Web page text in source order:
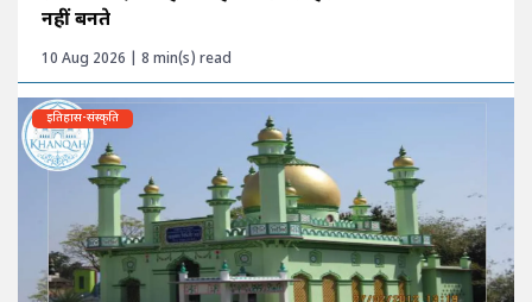
नहीं बनते
10 Aug 2026 | 8 min(s) read
इतिहास-संस्कृति